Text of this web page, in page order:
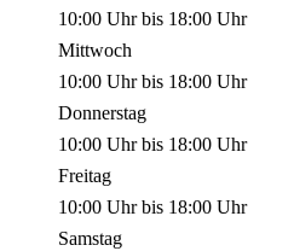
10:00 Uhrbis 18:00 Uhr
Mittwoch
10:00 Uhrbis 18:00 Uhr
Donnerstag
10:00 Uhrbis 18:00 Uhr
Freitag
10:00 Uhrbis 18:00 Uhr
Samstag